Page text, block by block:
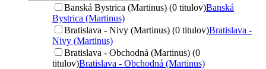
Banská Bystrica (Martinus) (0 titulov)Banská
Bystrica (Martinus)
Bratislava - Nivy (Martinus) (0 titulov)Bratislava -
Nivy (Martinus)
Bratislava - Obchodná (Martinus) (0
titulov)Bratislava - Obchodná (Martinus)